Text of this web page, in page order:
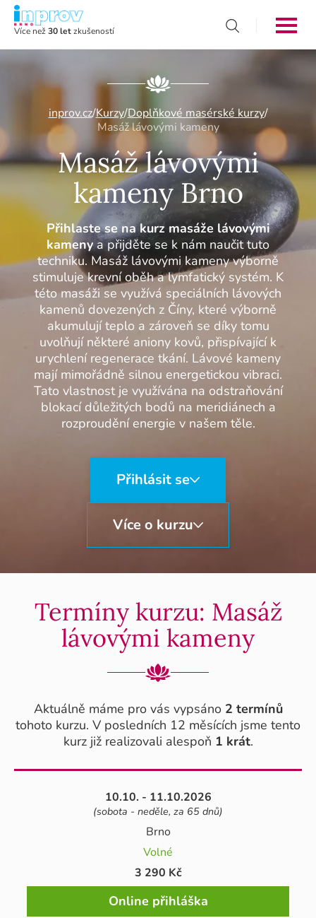
Více než30 letzkušeností
inprov.cz/Kurzy/Doplňkové masérské kurzy/
Masáž lávovými kameny
Masáž lávovými
kameny Brno
Přihlaste se na kurz masáže lávovými
kamenya přijděte se k nám naučit tuto
techniku. Masáž lávovými kameny výborně
stimuluje krevní oběh a lymfatický systém. K
této masáži se využívá speciálních lávových
kamenů dovezených z Číny, které výborně
akumulují teplo a zároveň se díky tomu
uvolňují některé aniony kovů, přispívající k
urychlení regenerace tkání. Lávové kameny
mají mimořádně silnou energetickou vibraci.
Tato vlastnost je využívána na odstraňování
blokací důležitých bodů na meridiánech a
rozproudění energie v našem těle.
Přihlásit se
Více o kurzu
Termíny kurzu: Masáž
lávovými kameny
Aktuálně máme pro vás vypsáno 2 termínů
tohoto kurzu. V posledních 12 měsících jsme tento
kurz již realizovali alespoň 1 krát.
10.10. - 11.10.2026
(sobota - neděle, za 65 dnů)
Brno
Volné
3 290 Kč
Online přihláška